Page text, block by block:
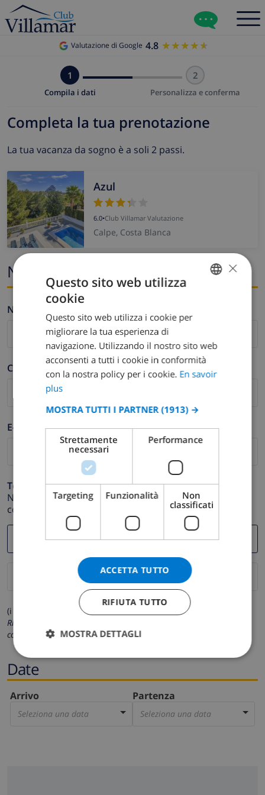
Valutazione di Google 4.8 ★★★★★
★★★★★
1
Compila i dati
2
Personalizza e conferma
Completa la tua prenotazione
La tua vacanza da sogno è a soli 2 passi.
Azul
6.0•Club Villamar Valutazione
Calpe, Costa Blanca
Nome ed e-mail
Nome *
Cognome *
E-mail *
Telefono *
Nel caso in cui il tuo indirizzo email non funzioni
correttamente.
(i campi contrassegnati con * sono obbligatori)
Rispettiamo la tua privacy. I tuoi dati personali non saranno mai
condivisi con gli altri.
Date
Arrivo
Seleziona una data
Partenza
Seleziona una data
DUTCH
SPANISH
GERMAN
DANISH
NORWEGIAN
×
Questo sito web utilizza
cookie
Questo sito web utilizza i cookie per
migliorare la tua esperienza di
navigazione. Utilizzando il nostro sito web
acconsenti a tutti i cookie in conformità
con la nostra policy per i cookie. En savoir
plus
MOSTRA TUTTI I PARTNER (1913) →
Strettamente
necessari
Performance
Targeting Funzionalità
Non
classificati
ACCETTA TUTTO
RIFIUTA TUTTO
MOSTRA DETTAGLI